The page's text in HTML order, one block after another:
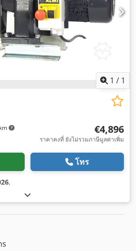
1 / 1
€4,896
ราคาคงที่ ยังไม่รวมภาษีมูลค่าเพิ่ม
โทร
,